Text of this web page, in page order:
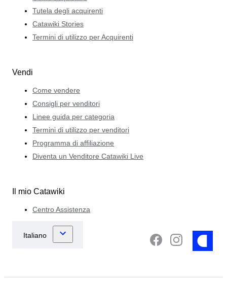
Tutela degli acquirenti
Catawiki Stories
Termini di utilizzo per Acquirenti
Vendi
Come vendere
Consigli per venditori
Linee guida per categoria
Termini di utilizzo per venditori
Programma di affiliazione
Diventa un Venditore Catawiki Live
Il mio Catawiki
Centro Assistenza